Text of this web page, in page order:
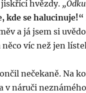
hvězdy.
kde se halucinuje!“
a já jsem si
něco víc než jen
nečekaně. Na
v náruči